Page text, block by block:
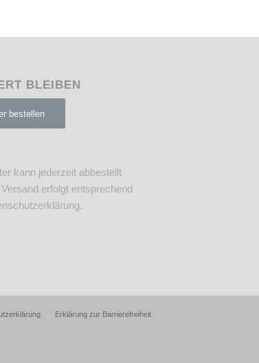
BLEIBEN
bestellen
kann jederzeit abbestellt
erfolgt entsprechend
.
Erklärung zur Barrierefreiheit